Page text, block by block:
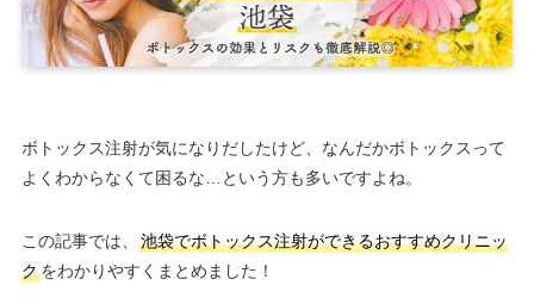
ボトックス注射が気になりだしたけど、なんだかボトックスって
よくわからなくて困るな…という方も多いですよね。
この記事では、
池袋でボトックス注射ができるおすすめクリニッ
クをわかりやすくまとめました！